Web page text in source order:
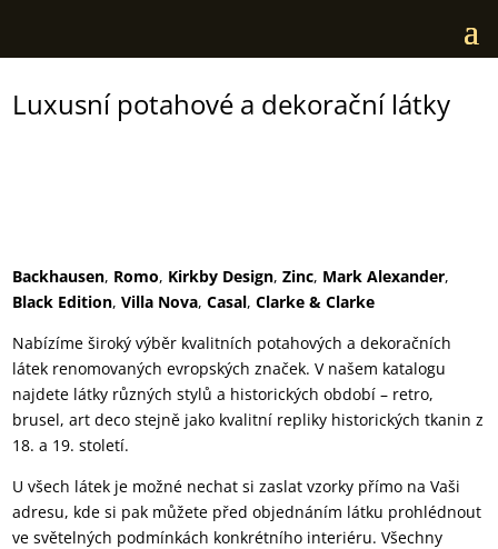
Luxusní potahové a dekorační látky
Backhausen, Romo, Kirkby Design,Zinc, Mark Alexander,
Black Edition,Villa Nova,Casal,Clarke & Clarke
Nabízíme široký výběr kvalitních potahových a dekoračních
látek renomovaných evropských značek. V našem katalogu
najdete látky různých stylů a historických období – retro,
brusel, art deco stejně jako kvalitní repliky historických tkanin z
18. a 19. století.
U všech látek je možné nechat si zaslat vzorky přímo na Vaši
adresu, kde si pak můžete před objednáním látku prohlédnout
ve světelných podmínkách konkrétního interiéru. Všechny